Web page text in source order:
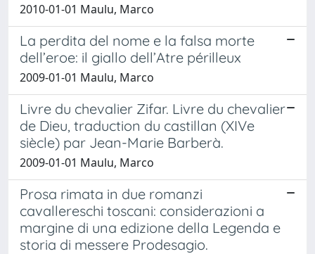
2010-01-01 Maulu, Marco
La perdita del nome e la falsa morte
dell’eroe: il giallo dell’Atre périlleux
2009-01-01 Maulu, Marco
Livre du chevalier Zifar. Livre du chevalier
de Dieu, traduction du castillan (XIVe
siècle) par Jean-Marie Barberà.
2009-01-01 Maulu, Marco
Prosa rimata in due romanzi
cavallereschi toscani: considerazioni a
margine di una edizione della Legenda e
storia di messere Prodesagio.